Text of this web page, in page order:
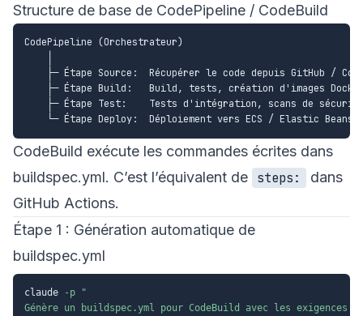
Structure de base de CodePipeline / CodeBuild
CodePipeline (Orchestrateur)
├─ Étape Source:  Récupérer le code depuis GitHub /
├─ Étape Build:   Build, tests, création d'images
├─ Étape Test:    Tests d'intégration, scans de
CodeBuild exécute les commandes écrites dans
buildspec.yml. C’est l’équivalent de steps:
dans
GitHub Actions.
Étape 1 : Génération automatique de
buildspec.yml
claude -p
"
Génère un buildspec.yml pour CodeBuild avec les exigences